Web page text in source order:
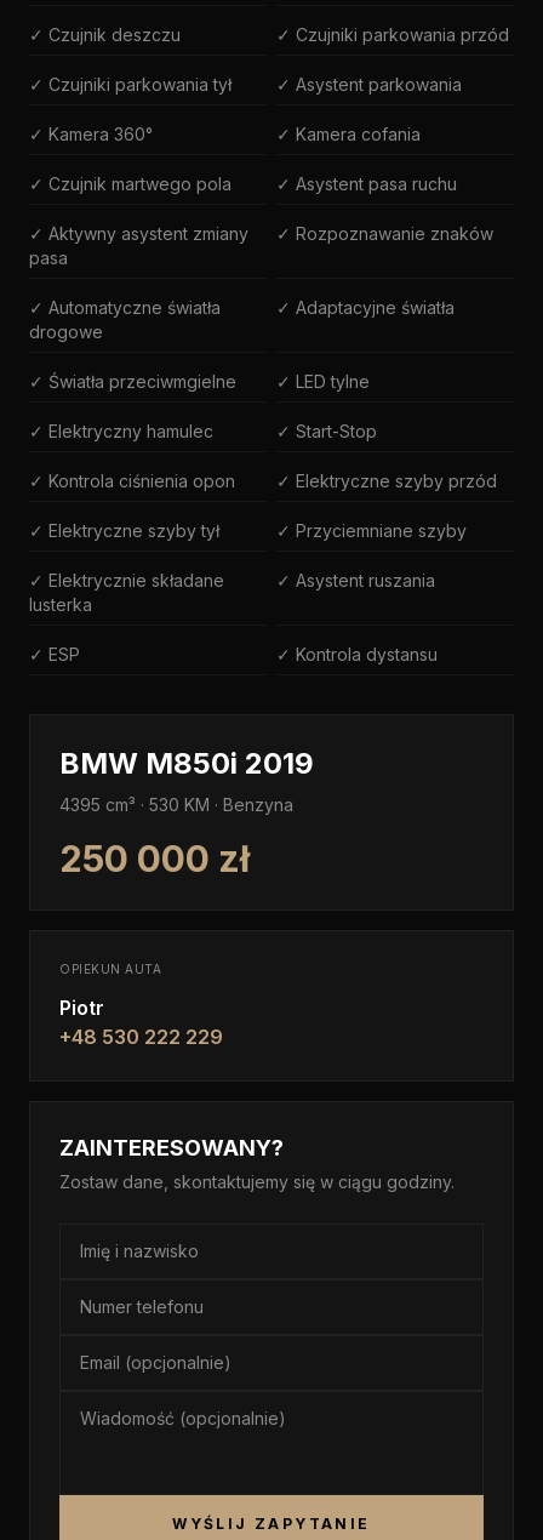
✓ Czujnik deszczu ✓ Czujniki parkowania przód
✓ Czujniki parkowania tył ✓ Asystent parkowania
✓ Kamera 360° ✓ Kamera cofania
✓ Czujnik martwego pola ✓ Asystent pasa ruchu
✓ Aktywny asystent zmiany
pasa
✓ Rozpoznawanie znaków
✓ Automatyczne światła
drogowe
✓ Adaptacyjne światła
✓ Światła przeciwmgielne ✓ LED tylne
✓ Elektryczny hamulec ✓ Start-Stop
✓ Kontrola ciśnienia opon ✓ Elektryczne szyby przód
✓ Elektryczne szyby tył ✓ Przyciemniane szyby
✓ Elektrycznie składane
lusterka
✓ Asystent ruszania
✓ ESP ✓ Kontrola dystansu
BMW M850i 2019
4395 cm³ · 530 KM · Benzyna
250 000 zł
OPIEKUN AUTA
Piotr
+48 530 222 229
ZAINTERESOWANY?
Zostaw dane, skontaktujemy się w ciągu godziny.
WYŚLIJ ZAPYTANIE